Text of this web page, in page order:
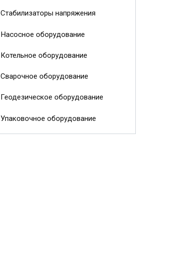
Стабилизаторы напряжения
Насосное оборудование
Котельное оборудование
Сварочное оборудование
Геодезическое оборудование
Упаковочное оборудование